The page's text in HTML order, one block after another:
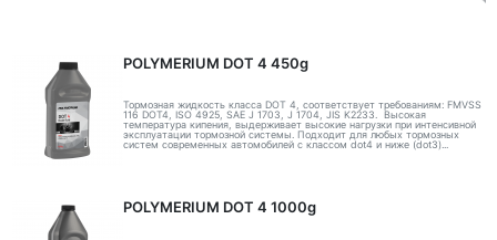
POLYMERIUM DOT 4 450g
Тормозная жидкость класса DOT 4, соответствует требованиям: FMVSS
116 DOT4, ISO 4925, SAE J 1703, J 1704, JIS K2233. Высокая
температура кипения, выдерживает высокие нагрузки при интенсивной
эксплуатации тормозной системы. Подходит для любых тормозных
систем современных автомобилей с классом dot4 и ниже (dot3)...
POLYMERIUM DOT 4 1000g